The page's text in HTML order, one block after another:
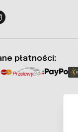
płatności: